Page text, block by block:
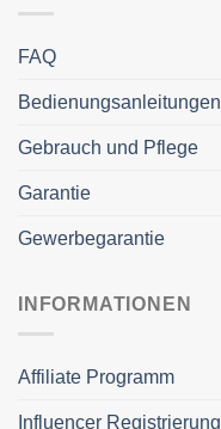
FAQ
Bedienungsanleitungen
Gebrauch und Pflege
Garantie
Gewerbegarantie
INFORMATIONEN
Affiliate Programm
Influencer Registrierung